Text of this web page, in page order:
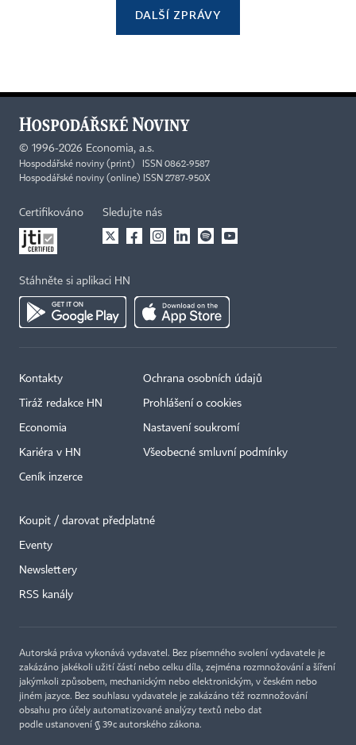
DALŠÍ ZPRÁVY
© 1996-2026 Economia, a.s.
Hospodářské noviny (print) ISSN 0862-9587
Hospodářské noviny (online) ISSN 2787-950X
Certifikováno Sledujte nás
Stáhněte si aplikaci HN
Kontakty
Tiráž redakce HN
Economia
Kariéra v HN
Ceník inzerce
Ochrana osobních údajů
Prohlášení o cookies
Nastavení soukromí
Všeobecné smluvní podmínky
Koupit / darovat předplatné
Eventy
Newslettery
RSS kanály
Autorská práva vykonává vydavatel. Bez písemného svolení vydavatele je
zakázáno jakékoli užití částí nebo celku díla, zejména rozmnožování a šíření
jakýmkoli způsobem, mechanickým nebo elektronickým, v českém nebo
jiném jazyce. Bez souhlasu vydavatele je zakázáno též rozmnožování
obsahu pro účely automatizované analýzy textů nebo dat
podle ustanovení § 39c autorského zákona.